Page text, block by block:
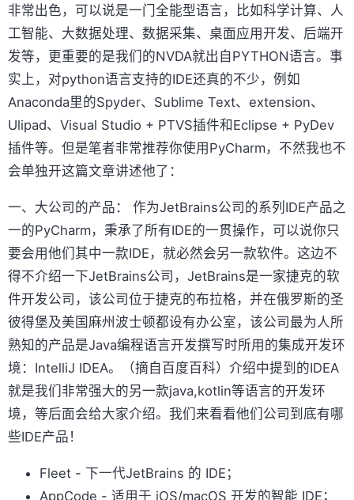
非常出色，可以说是一门全能型语言，比如科学计算、人
工智能、大数据处理、数据采集、桌面应用开发、后端开
发等，更重要的是我们的NVDA就出自PYTHON语言。事
实上，对python语言支持的IDE还真的不少，例如
Anaconda里的Spyder、Sublime Text、extension、
Ulipad、Visual Studio + PTVS插件和Eclipse + PyDev
插件等。但是笔者非常推荐你使用PyCharm，不然我也不
会单独开这篇文章讲述他了：
一、大公司的产品： 作为JetBrains公司的系列IDE产品之
一的PyCharm，秉承了所有IDE的一贯操作，可以说你只
要会用他们其中一款IDE，就必然会另一款软件。这边不
得不介绍一下JetBrains公司，JetBrains是一家捷克的软
件开发公司，该公司位于捷克的布拉格，并在俄罗斯的圣
彼得堡及美国麻州波士顿都设有办公室，该公司最为人所
熟知的产品是Java编程语言开发撰写时所用的集成开发环
境：IntelliJ IDEA。（摘自百度百科）介绍中提到的IDEA
就是我们非常强大的另一款java,kotlin等语言的开发环
境，等后面会给大家介绍。我们来看看他们公司到底有哪
些IDE产品！
Fleet - 下一代JetBrains 的 IDE；
AppCode - 适用于 iOS/macOS 开发的智能 IDE；